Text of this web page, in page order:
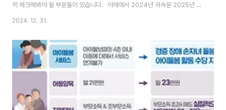
히 체크해봐야 될 부분들이 있습니다. 아래에서 2024년 귀속분 2025년 연
말정산 일정과 함께 올해 챙겨봐야할 절세 포인트들에 대해서 몇가지 알려드리
와 같습니다. - 25.1.15(수) : 연말정산 간소화 서비스 개통 - 25.1.10.(금)까
지: 일괄제공 근로자 등록 - 25.1.15.(수)까지 : 간소화 자료 일괄제공 동의 -
25.1.17(금)~3.10(월): 일괄제공자료 내려받기 - 25.1.18.(토) : 편리한 연말정
2024. 12. 31.